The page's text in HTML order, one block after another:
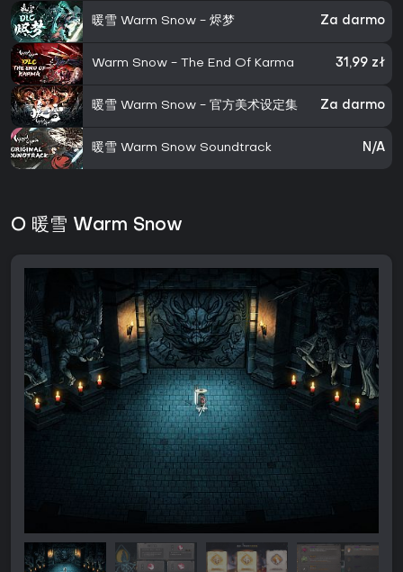
暖雪 Warm Snow - 烬梦 Za darmo
Warm Snow - The End Of Karma 31,99 zł
暖雪 Warm Snow - 官方美术设定集 Za darmo
暖雪 Warm Snow Soundtrack N/A
O 暖雪 Warm Snow